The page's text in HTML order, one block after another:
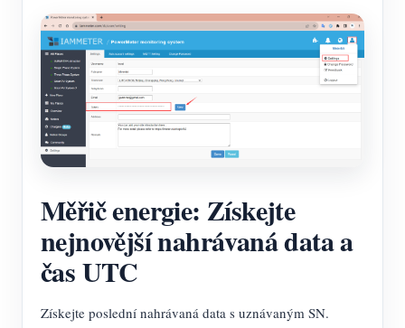
Měřič energie: Získejte
nejnovější nahrávaná data a
čas UTC
Získejte poslední nahrávaná data s uznávaným SN.